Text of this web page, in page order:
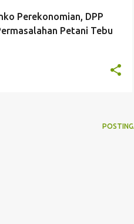
Perekonomian, DPP
Petani Tebu